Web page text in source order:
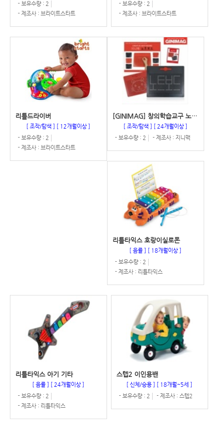
- 보유수량 : 2
- 제조사 : 브라이트스타트
- 보유수량 : 2
- 제조사 : 브라이트스타트
리틀드라이버
[ 조작/탐색 ] [ 12개월이상 ]
- 보유수량 : 2
- 제조사 : 브라이트스타트
[GINIMAG] 창의학습교구 노트보드
[ 조작/탐색 ] [ 24개월이상 ]
- 보유수량 : 2
- 제조사 : 지니맥
리틀타익스 호랑이실로폰
[ 음률 ] [ 18개월이상 ]
- 보유수량 : 2
- 제조사 : 리틀타익스
리틀타익스 아기 기타
[ 음률 ] [ 24개월이상 ]
- 보유수량 : 2
- 제조사 : 리틀타익스
스텝2 이인용밴
[ 신체/승용 ] [ 18개월~5세 ]
- 보유수량 : 2
- 제조사 : 스텝2